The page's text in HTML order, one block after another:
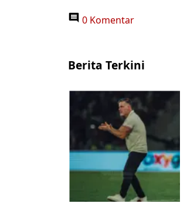
0 Komentar
Berita Terkini